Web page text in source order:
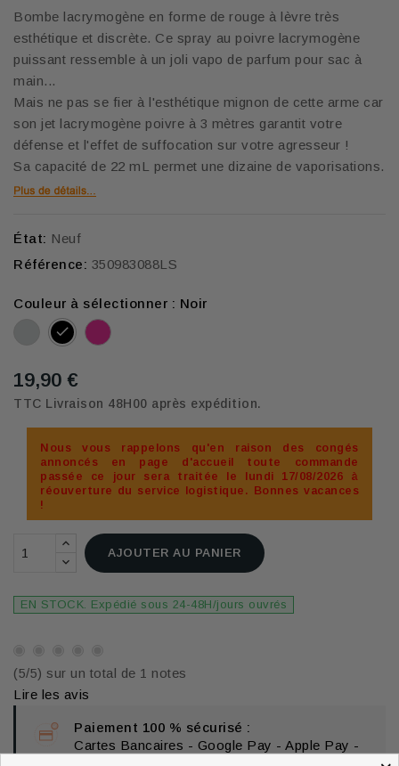
Bombe lacrymogène en forme de rouge à lèvre très
esthétique et discrète. Ce spray au poivre lacrymogène
puissant ressemble à un joli vapo de parfum pour sac à
main...
Mais ne pas se fier à l'esthétique mignon de cette arme car
son jet lacrymogène poivre à 3 mètres garantit votre
défense et l'effet de suffocation sur votre agresseur !
Sa capacité de 22 mL permet une dizaine de vaporisations.
État: Neuf
Référence: 350983088LS
Couleur à sélectionner : Noir
ArgentNoir Rose
19,90 €
TTC Livraison 48H00 après expédition.
Nous vous rappelons qu'en raison des congés
annoncés en page d'accueil toute commande
passée ce jour sera traitée le lundi 17/08/2026 à
réouverture du service logistique. Bonnes vacances
!
AJOUTER AU PANIER
EN STOCK. Expédié sous 24-48H/jours ouvrés
(5/5) sur un total de 1 notes
Lire les avis
Paiement 100 % sécurisé :
Cartes Bancaires - Google Pay - Apple Pay -